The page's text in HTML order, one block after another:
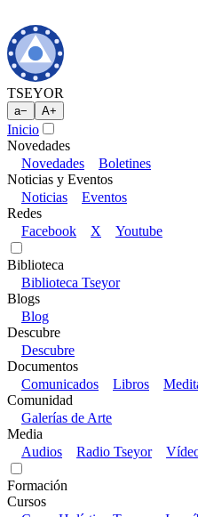
TSEYOR
a− A+
Inicio
Novedades
Novedades
Boletines
Noticias y Eventos
Noticias
Eventos
Redes
Facebook
X Youtube
Biblioteca
Biblioteca Tseyor
Blogs
Blog
Descubre
Descubre
Documentos
Comunicados
Libros
Comunidad
Galerías de Arte
Media
Audios
Radio Tseyor
Formación
Cursos